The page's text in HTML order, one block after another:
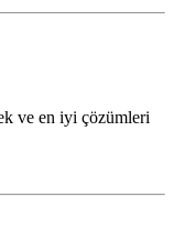
ve en iyi çözümleri